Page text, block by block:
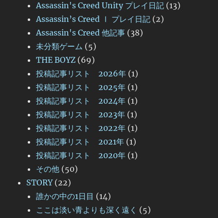
Assassin's Creed Unity プレイ日記 (13)
Assassin’s Creed Ⅰ プレイ日記 (2)
Assassin's Creed 他記事 (38)
未分類ゲーム (5)
THE BOYZ (69)
投稿記事リスト 2026年 (1)
投稿記事リスト 2025年 (1)
投稿記事リスト 2024年 (1)
投稿記事リスト 2023年 (1)
投稿記事リスト 2022年 (1)
投稿記事リスト 2021年 (1)
投稿記事リスト 2020年 (1)
その他 (50)
STORY(22)
誰かの中の1日目 (14)
ここは淡い青よりも深く遠く (5)